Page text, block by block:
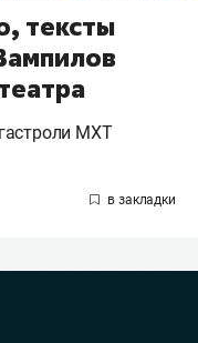
тексты
МХТ